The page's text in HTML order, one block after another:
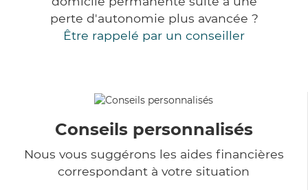
perte d'autonomie plus avancée ?
Être rappelé par un conseiller
Conseils personnalisés
Nous vous suggérons les aides financières
correspondant à votre situation